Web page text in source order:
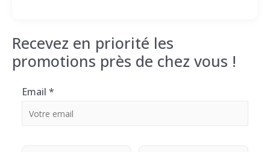
Recevez en priorité les
promotions près de chez vous !
Email *